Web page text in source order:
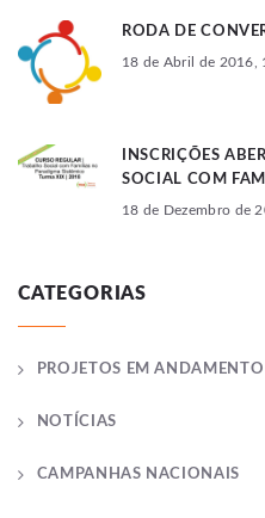
RODA DE
18 de Abril de 2016,
INSCRIÇÕES
SOCIAL COM
18 de Dezembro de
CATEGORIAS
PROJETOS EM ANDAMENTO
NOTÍCIAS
CAMPANHAS NACIONAIS